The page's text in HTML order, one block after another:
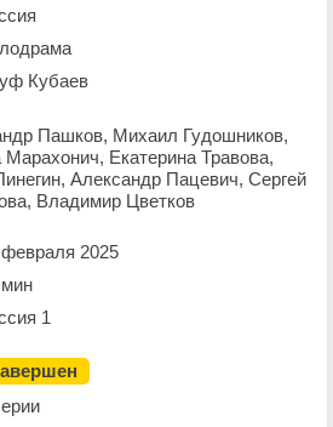
Кубаев
Пашков, Михаил Гудошников,
Екатерина Травова,
Александр Пацевич, Сергей
Владимир Цветков
2025
1